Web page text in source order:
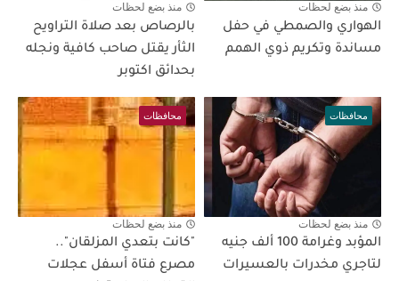
منذ بضع لحظات
الهواري والصمطي في حفل
مساندة وتكريم ذوي الهمم
منذ بضع لحظات
بالرصاص بعد صلاة التراويح
الثأر يقتل صاحب كافية ونجله
بحدائق اكتوبر
محافظات
منذ بضع لحظات
المؤبد وغرامة 100 ألف جنيه
لتاجري مخدرات بالعسيرات
محافظات
منذ بضع لحظات
"كانت بتعدي المزلقان"..
مصرع فتاة أسفل عجلات